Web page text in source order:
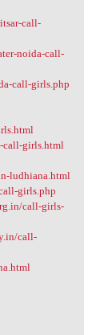
call-
noida-call-
call-girls.php
call-girls.html
ludhiana.html
girls.php
call-girls-
call-